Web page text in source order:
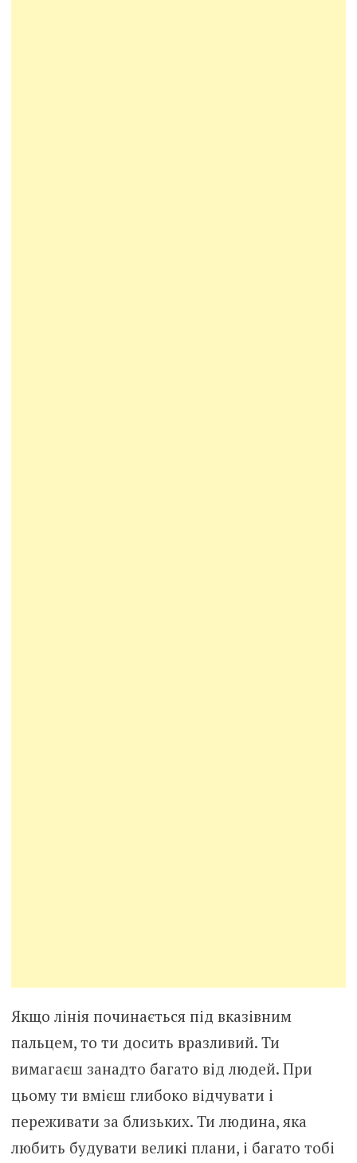
Якщо лінія починається під вказівним
пальцем, то ти досить вразливий. Ти
вимагаєш занадто багато від людей. При
цьому ти вмієш глибоко відчувати і
переживати за близьких. Ти людина, яка
любить будувати великі плани, і багато тобі